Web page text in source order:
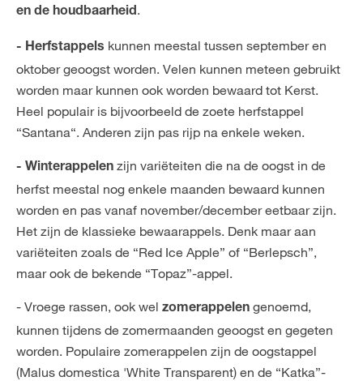
en de houdbaarheid.
- Herfstappels kunnen meestal tussen september en
oktober geoogst worden. Velen kunnen meteen gebruikt
worden maar kunnen ook worden bewaard tot Kerst.
Heel populair is bijvoorbeeld de zoete herfstappel
“Santana“. Anderen zijn pas rijp na enkele weken.
- Winterappelen zijn variëteiten die na de oogst in de
herfst meestal nog enkele maanden bewaard kunnen
worden en pas vanaf november/december eetbaar zijn.
Het zijn de klassieke bewaarappels. Denk maar aan
variëteiten zoals de “Red Ice Apple” of “Berlepsch”,
maar ook de bekende “Topaz”-appel.
- Vroege rassen, ook wel zomerappelen genoemd,
kunnen tijdens de zomermaanden geoogst en gegeten
worden. Populaire zomerappelen zijn de oogstappel
(Malus domestica 'White Transparent) en de “Katka”-